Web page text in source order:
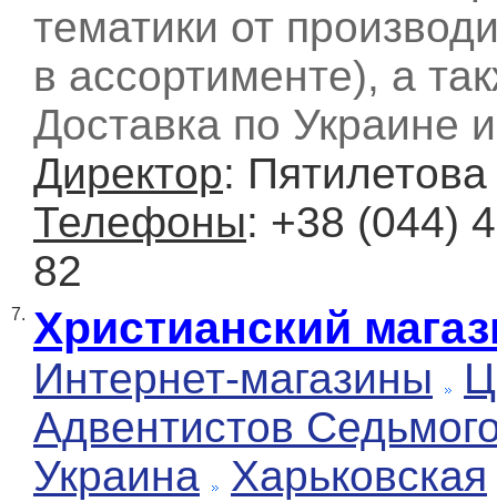
тематики от
в ассортименте), а
Доставка по Украине
Директор:
Телефоны: +38 (044)
82
7. Христианский
Интернет-магазины
Адвентистов
Украина
Харьковская